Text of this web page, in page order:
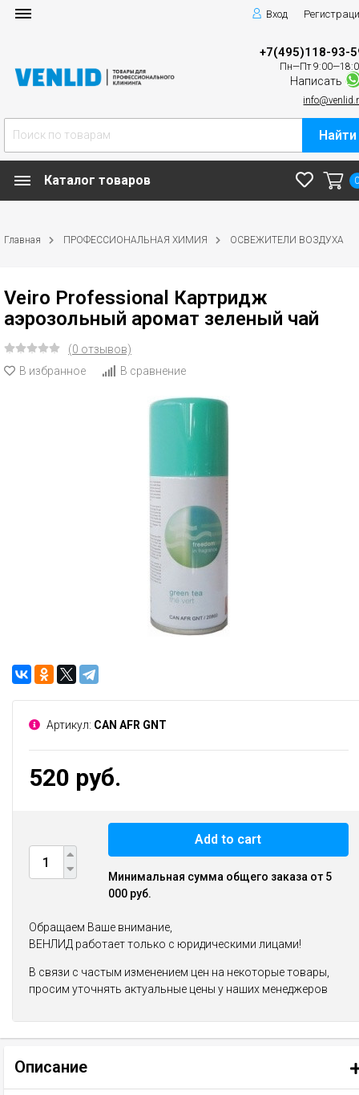
Вход
+7(495)118-93-
Пн—Пт
Написать
Найти
Каталог товаров
Главная ПРОФЕССИОНАЛЬНАЯ ХИМИЯ ОСВЕЖИТЕЛИ ВОЗДУХА
Veiro Professional Картридж
аэрозольный аромат зеленый чай
(0 отзывов)
В избранное
В сравнение
Артикул: CAN AFR GNT
520 руб.
Add to cart
Минимальная сумма общего заказа от 5
000 руб.
Обращаем Ваше внимание,
ВЕНЛИД работает только с юридическими лицами!
В связи с частым изменением цен на некоторые товары,
просим уточнять актуальные цены у наших менеджеров
Описание